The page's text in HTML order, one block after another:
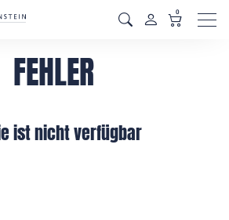
0
FEHLER
ist nicht verfügbar